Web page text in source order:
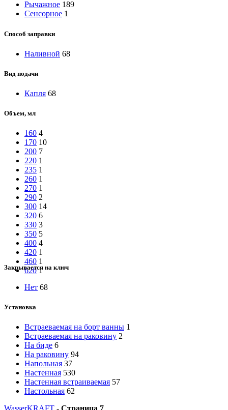
Рычажное 189
Сенсорное 1
Способ заправки
Наливной 68
Вид подачи
Капля 68
Объем, мл
160 4
170 10
200 7
220 1
235 1
260 1
270 1
290 2
300 14
320 6
330 3
350 5
400 4
420 1
460 1
620 1
Закрывается на ключ
Нет 68
Установка
Встраеваемая на борт ванны 1
Встраеваемая на раковину 2
На биде 6
На раковину 94
Напольная 37
Настенная 530
Настенная встраиваемая 57
Настольная 62